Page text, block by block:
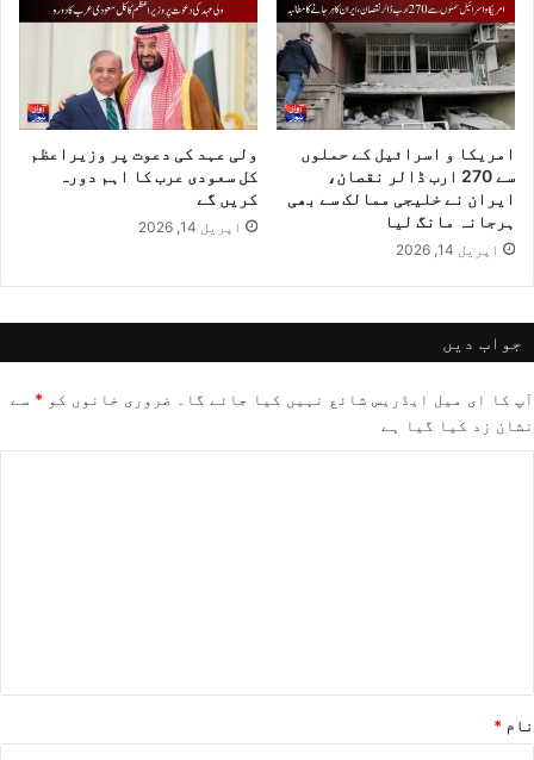
امریکا و اسرائیل کے حملوں
سے 270 ارب ڈالر نقصان،
ایران نے خلیجی ممالک سے بھی
ہرجانہ مانگ لیا
اپریل 14, 2026
ولی عہد کی دعوت پر وزیراعظم
کل سعودی عرب کا اہم دورہ
کریں گے
اپریل 14, 2026
جواب دیں
آپ کا ای میل ایڈریس شائع نہیں کیا جائے گا۔ ضروری خانوں کو * سے
نشان زد کیا گیا ہے
نام *